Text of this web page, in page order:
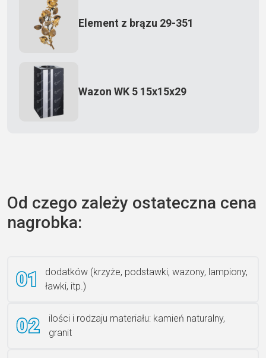
Element z brązu 29-351
Wazon WK 5 15x15x29
Książka 2
Od czego zależy ostateczna cena
nagrobka:
dodatków (krzyże, podstawki, wazony, lampiony,
ławki, itp.)
ilości i rodzaju materiału: kamień naturalny,
granit